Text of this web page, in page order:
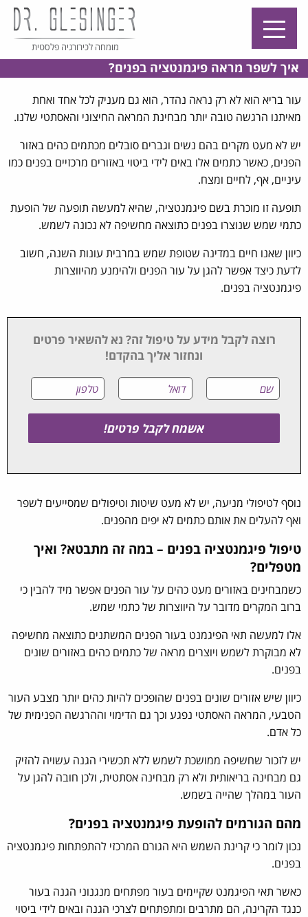
מומחה לכירורגיה פלסטית
איך לשפר מראה פיגמנטציה בפנים?
עור בריא הוא לא רק נראה נהדר, הוא גם מעניק לכל אחד ואחת
מאיתנו הרגשה טובה יותר מבחינת המראה החיצוני והאסתטי שלנו.
יש לא מעט מקרים בהם נשים וגברים סובלים מכתמים כהים באזור
הפנים, כאשר כתמים אלו באים לידי ביטוי באזורים מרכזיים בפנים כמו
עיניים, אף, לחיים ומצח.
תופעה זו מוכרת בשם פיגמנטציה, שהיא למעשה תופעה של הופעת
כתמי שמש שנוצרו בפנים כתוצאה מחשיפה לא נכונה לשמש.
כיוון שאנו חיים במדינה שטופת שמש במרבית עונות השנה, חשוב
לדעת כיצד אפשר להגן על עור הפנים ולהימנע מהיווצרות
פיגמנטציה בפנים.
רוצה לקבל מידע על טיפול זה? נא להשאיר פרטים
ונחזור אליך בהקדם!
נוסף לטיפולי מניעה, יש לא מעט שיטות וטיפולים שמסייעים לשפר
ואף להעלים את אותם כתמים לא יפים מהפנים.
טיפול פיגמנטציה בפנים – במה זה מתבטא? ואיך
מטפלים?
כשמבחינים באזורים מעט כהים על עור הפנים אפשר מיד להבין כי
ברוב המקרים מדובר על היווצרות של כתמי שמש.
אלו למעשה תאי הפיגמנט בעור הפנים המשתנים כתוצאה מחשיפה
לא מבוקרת לשמש ויוצרים מראה של כתמים כהים באזורים שונים
בפנים.
כיוון שיש אזורים שונים בפנים שהופכים להיות כהים יותר מצבע העור
הטבעי, המראה האסתטי נפגע וכך גם הדימוי וההרגשה הפנימית של
כל אדם.
יש לזכור שחשיפה ממושכת לשמש ללא תכשירי הגנה עשויה להזיק
גם מבחינה בריאותית ולא רק מבחינה אסתטית, ולכן חובה להגן על
העור במהלך שהייה בשמש.
מהם הגורמים להופעת פיגמנטציה בפנים?
נכון לומר כי קרינת השמש היא הגורם המרכזי להתפתחות פיגמנטציה
בפנים.
כאשר תאי הפיגמנט שקיימים בעור מפתחים מנגנוני הגנה בעור
כנגד הקרינה, הם מתרבים ומתפתחים לצרכי הגנה ובאים לידי ביטוי